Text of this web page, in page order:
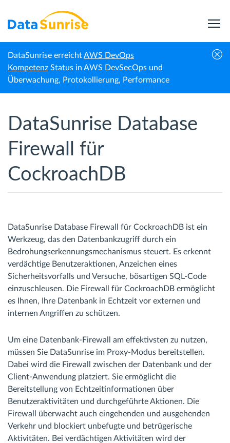
DataSunrise erreichtAWS DevOps
Kompetenz Status in AWS DevSecOps und
Überwachung, Protokollierung, Performance
Startseite CockroachDB Datenbank-Firewall
DataSunrise Database
Firewall für
CockroachDB
DataSunrise Database Firewall für CockroachDB ist ein
Werkzeug, das den Datenbankzugriff durch ein
Bedrohungserkennungsmechanismus steuert. Es erkennt
verdächtige Benutzeraktionen, Anzeichen eines
Sicherheitsvorfalls und Versuche, bösartigen SQL-Code
einzuschleusen. Die Firewall für CockroachDB ermöglicht
es Ihnen, Ihre Datenbank in Echtzeit vor externen und
internen Angriffen zu schützen.
Um eine Datenbank-Firewall am effektivsten zu nutzen,
müssen Sie DataSunrise im Proxy-Modus bereitstellen.
Dabei wird die Firewall zwischen der Datenbank und der
Client-Anwendung platziert. Sie ermöglicht die
Bereitstellung von Echtzeitinformationen über
Benutzeraktivitäten und durchgeführte Aktionen. Die
Firewall überwacht auch eingehenden und ausgehenden
Verkehr und blockiert unbefugte und betrügerische
Aktivitäten. Bei verdächtigen Aktivitäten wird der